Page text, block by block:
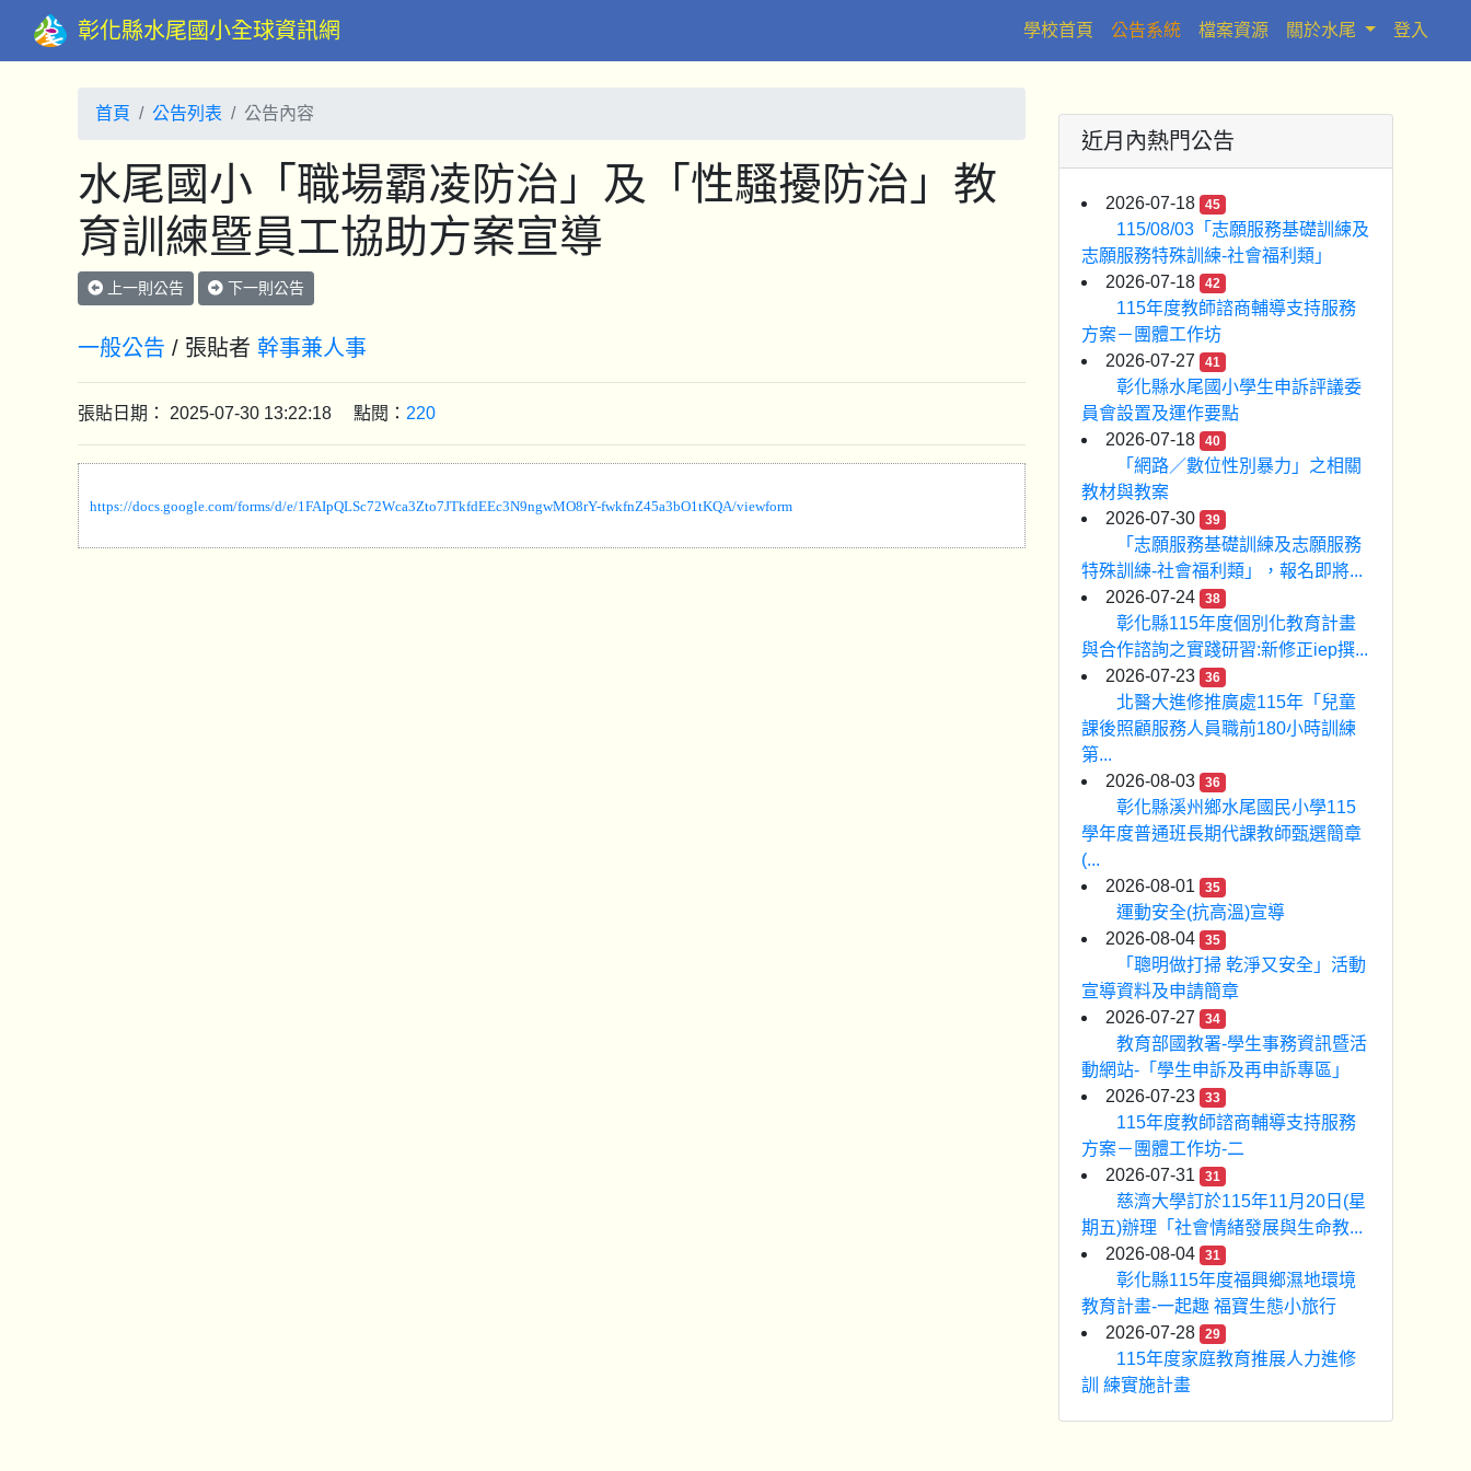
彰化縣水尾國小全球資訊網 學校首頁 (current)
公告系統 檔案資源 關於水尾 登入
首頁 公告列表 公告內容
水尾國小「職場霸凌防治」及「性騷擾防治」教
育訓練暨員工協助方案宣導
上一則公告 下一則公告
一般公告 / 張貼者 幹事兼人事
張貼日期： 2025-07-30 13:22:18 點閱： 220
https://docs.google.com/forms/d/e/1FAIpQLSc72Wca3Zto7JTkfdEEc3N9ngwMO8rY-fwkfnZ45a3bO1tKQA/viewform
近月內熱門公告
2026-07-18 45
115/08/03「志願服務基礎訓練及
志願服務特殊訓練-社會福利類」
2026-07-18
42
115年度教師諮商輔導支持服務
方案－團體工作坊
2026-07-27
41
彰化縣水尾國小學生申訴評議委
員會設置及運作要點
2026-07-18
40
「網路／數位性別暴力」之相關
教材與教案
2026-07-30
39
「志願服務基礎訓練及志願服務
特殊訓練-社會福利類」，報名即將...
2026-07-24
38
彰化縣115年度個別化教育計畫
與合作諮詢之實踐研習:新修正iep撰...
2026-07-23
36
北醫大進修推廣處115年「兒童
課後照顧服務人員職前180小時訓練
第...
2026-08-03
36
彰化縣溪州鄉水尾國民小學115
學年度普通班長期代課教師甄選簡章
(...
2026-08-01
35
運動安全(抗高溫)宣導
2026-08-04
35
「聰明做打掃 乾淨又安全」活動
宣導資料及申請簡章
2026-07-27
34
教育部國教署-學生事務資訊暨活
動網站-「學生申訴及再申訴專區」
2026-07-23
33
115年度教師諮商輔導支持服務
方案－團體工作坊-二
2026-07-31
31
慈濟大學訂於115年11月20日(星
期五)辦理「社會情緒發展與生命教...
2026-08-04
31
彰化縣115年度福興鄉濕地環境
教育計畫-一起趣 福寶生態小旅行
2026-07-28
29
115年度家庭教育推展人力進修
訓 練實施計畫